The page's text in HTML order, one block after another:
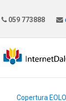
059 773888
Copertura EOLO